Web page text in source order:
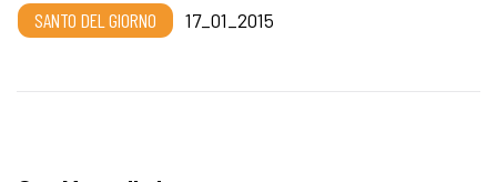
SANTO DEL GIORNO 17_01_2015